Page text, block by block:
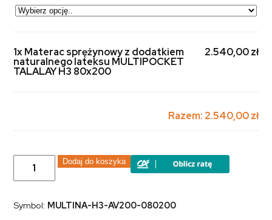
1x Materac sprężynowy z dodatkiem
naturalnego lateksu MULTIPOCKET
TALALAY H3 80x200
2.540,00 zł
Razem: 2.540,00 zł
ilość
Materac
sprężynowy
naturalnego
Dodaj do koszyka
Symbol: MULTINA-H3-AV200-080200